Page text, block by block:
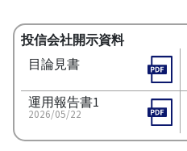
投信会社開示資料
目論見書
運用報告書1
2026/05/22